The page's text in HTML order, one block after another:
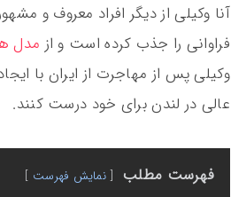
آنا وکیلی از دیگر افراد معروف و
فراوانی را جذب کرده است و از مدل
وکیلی پس از مهاجرت از ایران با
عالی در لندن برای خود درست کنند.
فهرست مطلب نمایش فهرست